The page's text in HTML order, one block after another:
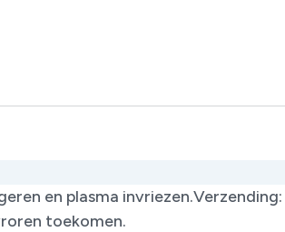
en plasma invriezen.Verzending:
toekomen.​